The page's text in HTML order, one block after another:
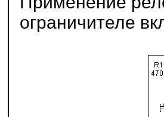
ограничителе